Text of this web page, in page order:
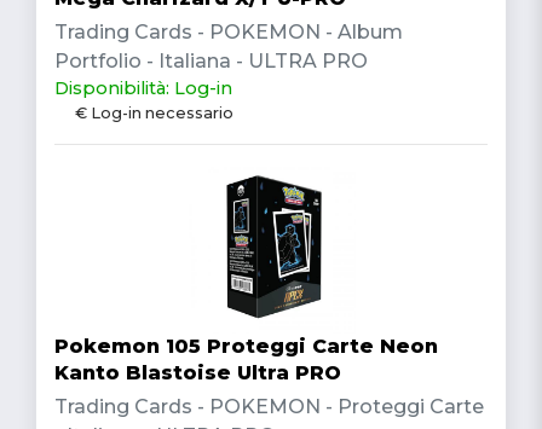
Trading Cards - POKEMON - Album
Portfolio - Italiana - ULTRA PRO
Disponibilità: Log-in
€ Log-in necessario
Pokemon 105 Proteggi Carte Neon
Kanto Blastoise Ultra PRO
Trading Cards - POKEMON - Proteggi Carte